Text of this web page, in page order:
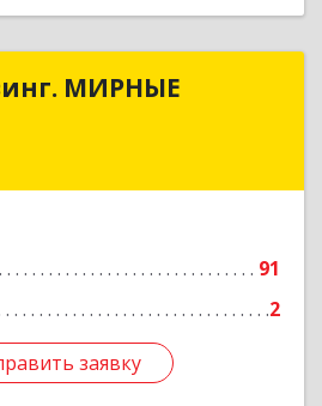
МИРНЫЕ
91
2
заявку
МИРНЫЕ
Подробнее
заявку